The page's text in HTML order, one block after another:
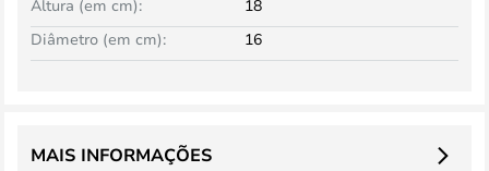
Altura (em cm):
18
Diâmetro (em cm):
16
MAIS INFORMAÇÕES